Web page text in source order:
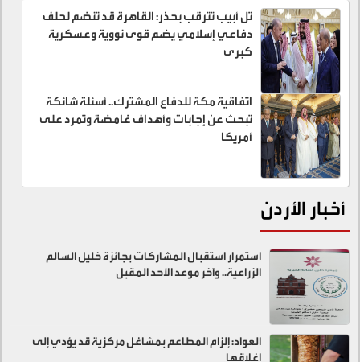
تل أبيب تترقب بحذر: القاهرة قد تنضم لحلف
دفاعي إسلامي يضم قوى نووية وعسكرية
كبرى
اتفاقية مكة للدفاع المشترك.. أسئلة شائكة
تبحث عن إجابات وأهداف غامضة وتمرد على
أمريكا
أخبار الأردن
استمرار استقبال المشاركات بجائزة خليل السالم
الزراعية.. وآخر موعد الأحد المقبل
العواد: إلزام المطاعم بمشاغل مركزية قد يؤدي إلى
إغلاقها